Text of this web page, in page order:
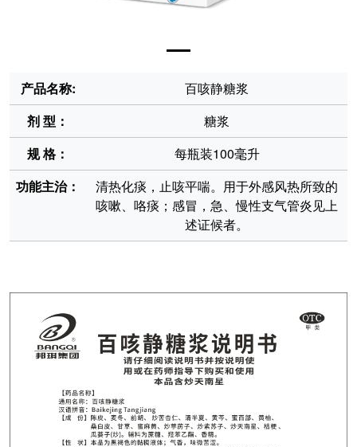
产品名称:
百咳静糖浆
剂 型：
糖浆
规 格：
每瓶装100毫升
功能主治：
清热化痰，止咳平喘。用于外感风热所致的
咳嗽、咯痰；感冒，急、慢性支气管炎见上
述证候者。